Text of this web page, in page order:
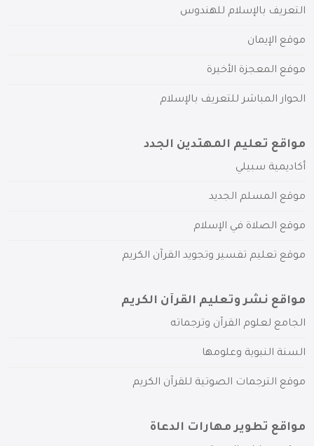
التعريف بالإسلام للهندوس
موقع الإيمان
موقع المعجزة الأخيرة
الحوار المباشر للتعريف بالإسلام
مواقع تعليم المهتدين الجدد
أكاديمية سبيلي
موقع المسلم الجديد
موقع الصلاة في الإسلام
موقع تعليم تفسير وتجويد القرآن الكريم
مواقع نشر وتعليم القرآن الكريم
الجامع لعلوم القرآن وترجماته
السنة النبوية وعلومها
موقع الترجمات الصوتية للقرآن الكريم
مواقع تطوير مهارات الدعاة